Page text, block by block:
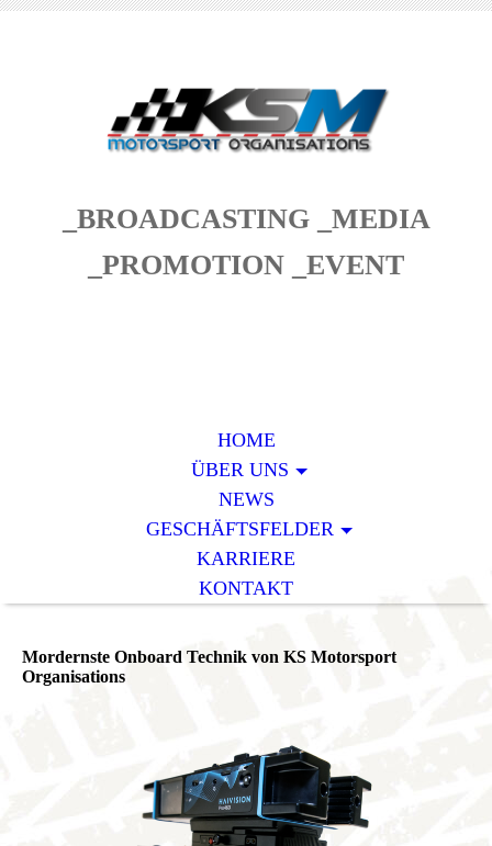
_BROADCASTING _MEDIA
_PROMOTION _EVENT
HOME
ÜBER UNS
NEWS
GESCHÄFTSFELDER
KARRIERE
KONTAKT
Mordernste Onboard Technik von KS Motorsport
Organisations